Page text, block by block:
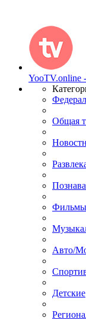
YooTV.online
Общая
Фильмы
Авто/
Детские